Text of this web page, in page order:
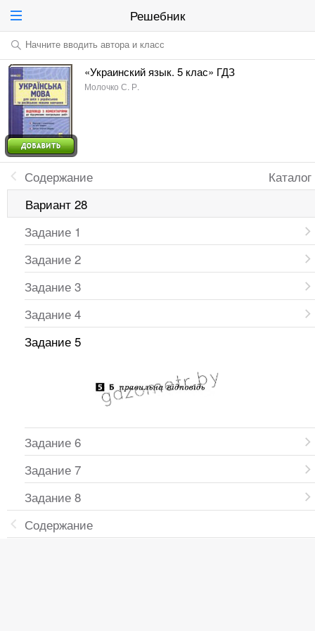
Решебник
Начните вводить автора и класс
«Украинский язык. 5 клас» ГДЗ
Молочко С. Р.
Каталог
Содержание
Вариант 28
Задание 1
Задание 2
Задание 3
Задание 4
Задание 5
Задание 6
Задание 7
Задание 8
Содержание